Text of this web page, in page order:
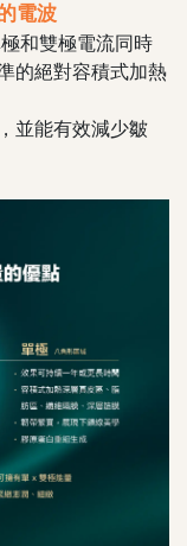
電波
和雙極電流同時
的絕對容積式加熱
並能有效減少皺